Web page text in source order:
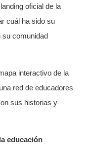
oficial de la
cuál ha sido su
su comunidad
interactivo de la
red de educadores
sus historias y
educación